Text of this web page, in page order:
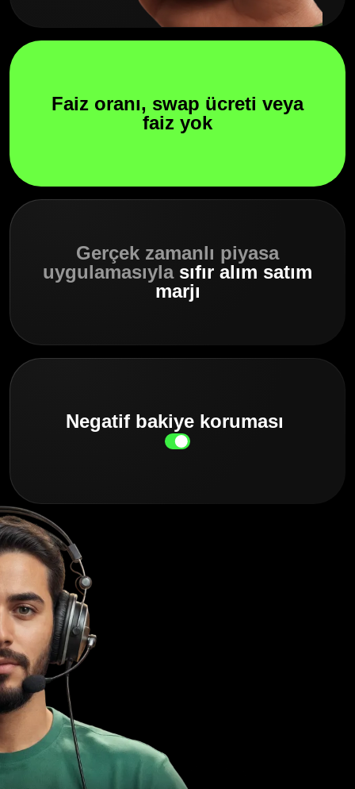
Faiz oranı, swap ücreti veya
faiz yok
Gerçek zamanlı piyasa
uygulamasıyla sıfır alım satım
marjı
Negatif bakiye koruması